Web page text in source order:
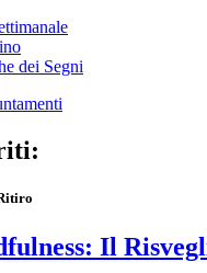
dei Segni
Il